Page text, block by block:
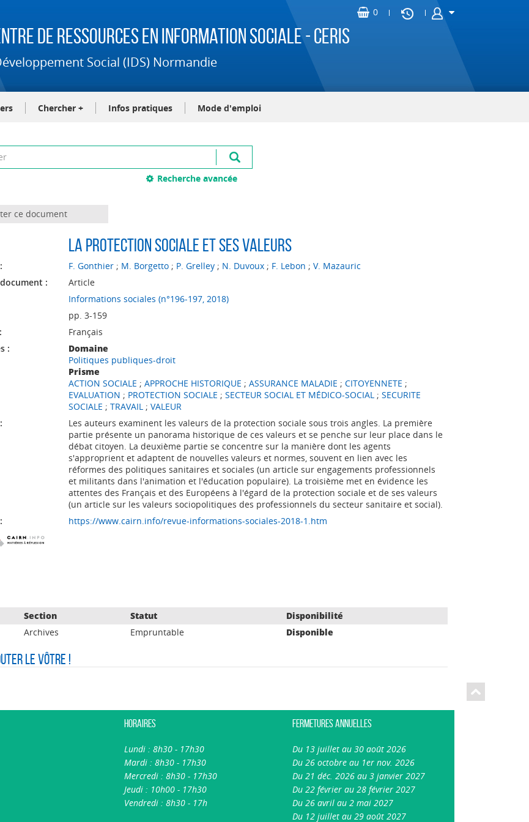
de Ressources en Information Sociale - CERIS
Social (IDS) Normandie
Chercher + Infos pratiques Mode d'emploi
Recherche avancée
ce document
La protection sociale et ses valeurs
F. Gonthier; M. Borgetto; P. Grelley; N. Duvoux; F. Lebon ; V. Mazauric
:
Article
Informations sociales (n°196-197, 2018)
pp. 3-159
Français
:
Domaine
Politiques publiques-droit
Prisme
ACTION SOCIALE ; APPROCHE HISTORIQUE ; ASSURANCE MALADIE ; CITOYENNETE ;
EVALUATION ; PROTECTION SOCIALE ; SECTEUR SOCIAL ET MÉDICO-SOCIAL; SECURITE
SOCIALE ; TRAVAIL; VALEUR
Les auteurs examinent les valeurs de la protection sociale sous trois angles. La première
partie présente un panorama historique de ces valeurs et se penche sur leur place dans le
débat citoyen. La deuxième partie se concentre sur la manière dont les agents
s'approprient et adaptent de nouvelles valeurs et normes, souvent en lien avec les
réformes des politiques sanitaires et sociales (un article sur engagements professionnels
et militants dans l'animation et l'éducation populaire). La troisième met en évidence les
attentes des Français et des Européens à l'égard de la protection sociale et de ses valeurs
(un article sur les valeurs sociopolitiques des professionnels du secteur sanitaire et social).
https://www.cairn.info/revue-informations-sociales-2018-1.htm
Section Statut
Disponibilité
Archives Empruntable Disponible
le vôtre !
Horaires
Lundi : 8h30 - 17h30
Mardi : 8h30 - 17h30
Mercredi : 8h30 - 17h30
Jeudi : 10h00 - 17h30
Vendredi : 8h30 - 17h
Fermetures annuelles
Du 13 juillet au 30 août 2026
Du 26 octobre au 1er nov. 2026
Du 21 déc. 2026 au 3 janvier 2027
Du 22 février au 28 février 2027
Du 26 avril au 2 mai 2027
Du 12 juillet au 29 août 2027